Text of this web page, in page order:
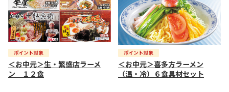
＜お中元＞生・繁盛店ラーメ
ン １２食
＜お中元＞喜多方ラーメン
（温・冷）６食具材セット